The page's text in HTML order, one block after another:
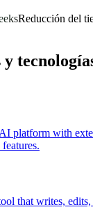
Reducción del
platform with
that writes, edits,